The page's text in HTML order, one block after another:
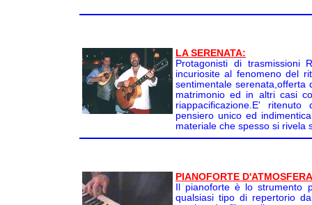
LA SERENATA:
Protagonisti di trasmissioni
incuriosite al fenomeno del
sentimentale serenata,offerta
matrimonio ed in altri casi
riappacificazione.E'
pensiero unico ed
materiale che spesso si rivela
PIANOFORTE
Il pianoforte è lo strumento
qualsiasi tipo di repertorio